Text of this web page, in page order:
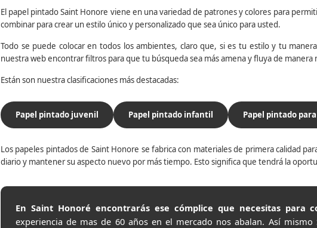
El papel pintado Saint Honore viene en una variedad de patrones y colores para
combinar para crear un estilo único y personalizado que sea único para usted.
Todo se puede colocar en todos los ambientes, claro que, si es tu estilo y tu
nuestra web encontrar filtros para que tu búsqueda sea más amena y fluya de
Están son nuestra clasificaciones más destacadas:
Papel pintado juvenil Papel pintado infantil Papel pintado
Los papeles pintados de Saint Honore se fabrica con materiales de primera calidad
diario y mantener su aspecto nuevo por más tiempo. Esto significa que tendrá la
En Saint Honoré encontrarás ese cómplice que necesitas para
experiencia de mas de 60 años en el mercado nos abalan. Así